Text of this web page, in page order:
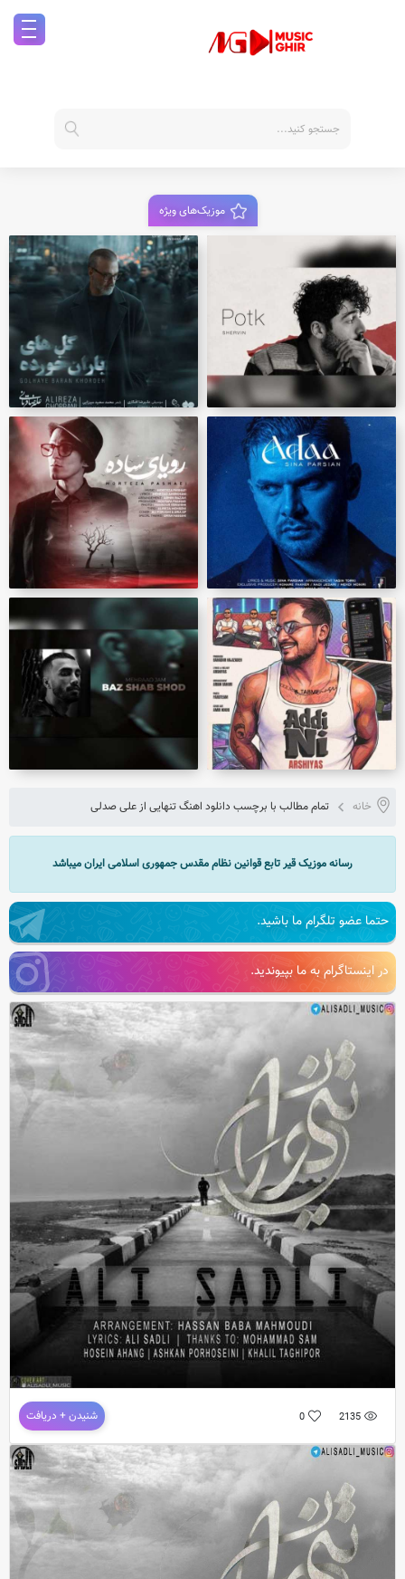
موزیک‌های ویژه
خانه تمام مطالب با برچسب دانلود اهنگ تنهایی از علی صدلی
رسانه موزیک قیر تابع قوانین نظام مقدس جمهوری اسلامی ایران میباشد
حتما عضو تلگرام ما باشید.
در اینستاگرام به ما بپیوندید.
2135
0 شنیدن + دریافت